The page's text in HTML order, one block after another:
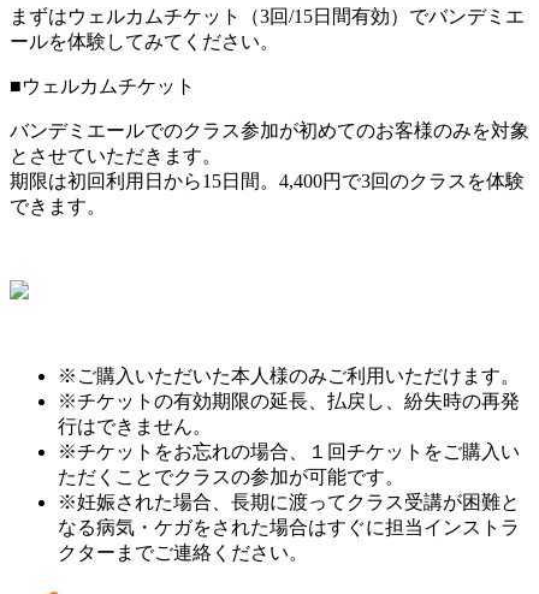
まずはウェルカムチケット（3回/15日間有効）でバンデミエ
ールを体験してみてください。
■ウェルカムチケット
バンデミエールでのクラス参加が初めてのお客様のみを対象
とさせていただきます。
期限は初回利用日から15日間。4,400円で3回のクラスを体験
できます。
※ご購入いただいた本人様のみご利用いただけます。
※チケットの有効期限の延長、払戻し、紛失時の再発
行はできません。
※チケットをお忘れの場合、１回チケットをご購入い
ただくことでクラスの参加が可能です。
※妊娠された場合、長期に渡ってクラス受講が困難と
なる病気・ケガをされた場合はすぐに担当インストラ
クターまでご連絡ください。